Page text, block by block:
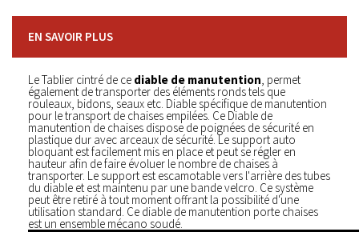
EN SAVOIR PLUS
Le Tablier cintré de ce diable de manutention, permet
également de transporter des éléments ronds tels que
rouleaux, bidons, seaux etc. Diable spécifique de manutention
pour le transport de chaises empilées. Ce Diable de
manutention de chaises dispose de poignées de sécurité en
plastique dur avec arceaux de sécurité. Le support auto
bloquant est facilement mis en place et peut se régler en
hauteur afin de faire évoluer le nombre de chaises à
transporter. Le support est escamotable vers l'arrière des tubes
du diable et est maintenu par une bande velcro. Ce système
peut être retiré à tout moment offrant la possibilité d'une
utilisation standard. Ce diable de manutention porte chaises
est un ensemble mécano soudé.